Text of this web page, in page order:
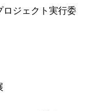
ロジェクト実行委